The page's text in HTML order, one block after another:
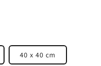
40 x 40 cm